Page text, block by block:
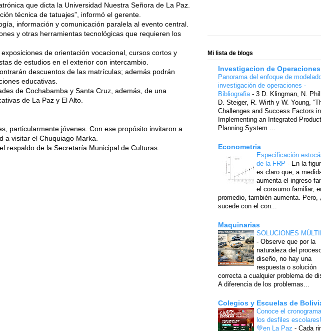
que dicta la Universidad Nuestra Señora de La Paz.
técnica de tatuajes”, informó el gerente.
información y comunicación paralela al evento central.
y otras herramientas tecnológicas que requieren los
de orientación vocacional, cursos cortos y
de estudios en el exterior con intercambio.
descuentos de las matrículas; además podrán
educativas.
de Cochabamba y Santa Cruz, además, de una
de La Paz y El Alto.
particularmente jóvenes. Con ese propósito invitaron a
a visitar el Chuquiago Marka.
respaldo de la Secretaría Municipal de Culturas.
Mi lista de blogs
Investigacion de Operaciones
Panorama del enfoque de
investigación de operaciones -
Bibliografia - 3 D. Klingman, N.
D. Steiger, R. Wirth y W. Young,
Challenges and Success Factors in
Implementing an Integrated
Planning System ...
Econometria
Especificación
de la FRP - En la
es claro que, a
aumenta el ingreso
el consumo familiar,
promedio, también aumenta. Pero,
sucede con el con...
Maquinarias
SOLUCIONES
- Observe que por la
naturaleza del
diseño, no hay una
respuesta o solución
correcta a cualquier problema de
A diferencia de los problemas...
Colegios y Escuelas de
Conoce el
los desfiles
💚en La Paz - Cada